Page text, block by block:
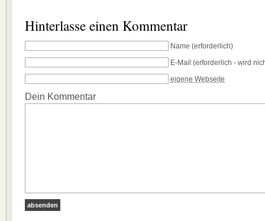
Hinterlasse einen Kommentar
Name (erforderlich)
E-Mail (erforderlich - wird
eigene Webseite
Dein Kommentar